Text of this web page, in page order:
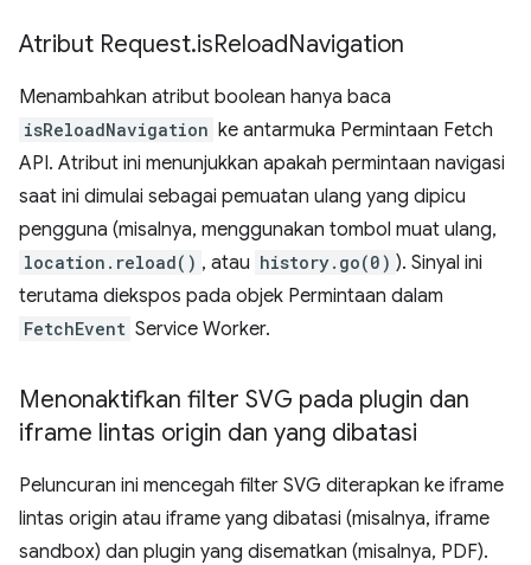
Atribut Request.isReloadNavigation
Menambahkan atribut boolean hanya baca
isReloadNavigation ke antarmuka Permintaan Fetch
API. Atribut ini menunjukkan apakah permintaan navigasi
saat ini dimulai sebagai pemuatan ulang yang dipicu
pengguna (misalnya, menggunakan tombol muat ulang,
location.reload() , atau history.go(0) ). Sinyal ini
terutama diekspos pada objek Permintaan dalam
FetchEvent Service Worker.
Menonaktifkan filter SVG pada plugin dan
iframe lintas origin dan yang dibatasi
Peluncuran ini mencegah filter SVG diterapkan ke iframe
lintas origin atau iframe yang dibatasi (misalnya, iframe
sandbox) dan plugin yang disematkan (misalnya, PDF).